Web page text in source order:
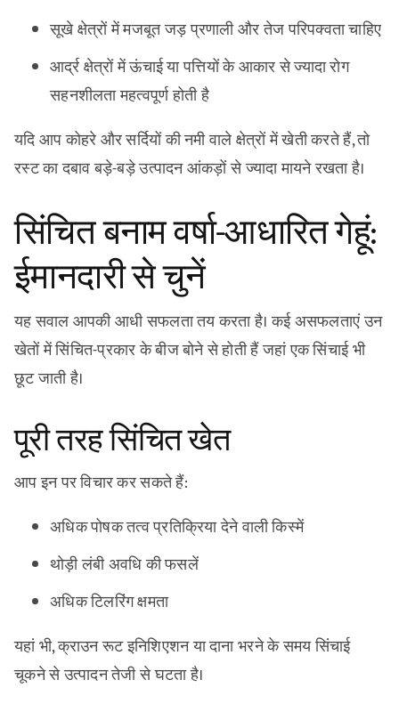
सूखे क्षेत्रों में मजबूत जड़ प्रणाली और तेज परिपक्वता चाहिए
आर्द्र क्षेत्रों में ऊंचाई या पत्तियों के आकार से ज्यादा रोग
सहनशीलता महत्वपूर्ण होती है
यदि आप कोहरे और सर्दियों की नमी वाले क्षेत्रों में खेती करते हैं, तो
रस्ट का दबाव बड़े-बड़े उत्पादन आंकड़ों से ज्यादा मायने रखता है।
सिंचित बनाम वर्षा-आधारित गेहूं:
ईमानदारी से चुनें
यह सवाल आपकी आधी सफलता तय करता है। कई असफलताएं उन
खेतों में सिंचित-प्रकार के बीज बोने से होती हैं जहां एक सिंचाई भी
छूट जाती है।
पूरी तरह सिंचित खेत
आप इन पर विचार कर सकते हैं:
अधिक पोषक तत्व प्रतिक्रिया देने वाली किस्में
थोड़ी लंबी अवधि की फसलें
अधिक टिलरिंग क्षमता
यहां भी, क्राउन रूट इनिशिएशन या दाना भरने के समय सिंचाई
चूकने से उत्पादन तेजी से घटता है।